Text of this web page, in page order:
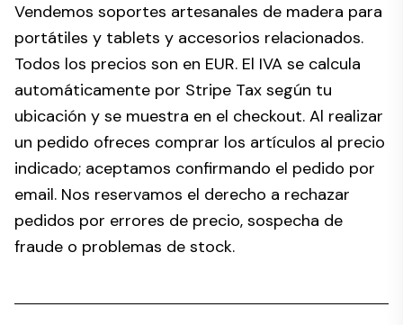
Vendemos soportes artesanales de madera para
portátiles y tablets y accesorios relacionados.
Todos los precios son en EUR. El IVA se calcula
automáticamente por Stripe Tax según tu
ubicación y se muestra en el checkout. Al realizar
un pedido ofreces comprar los artículos al precio
indicado; aceptamos confirmando el pedido por
email. Nos reservamos el derecho a rechazar
pedidos por errores de precio, sospecha de
fraude o problemas de stock.